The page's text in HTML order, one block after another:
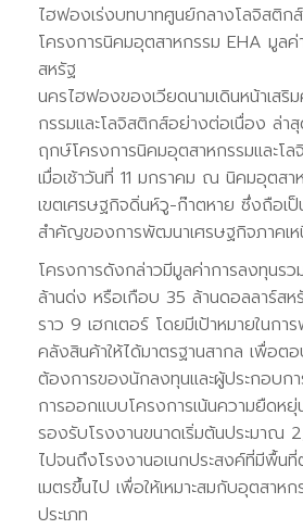
ไฮฟองเร่งบทบาทศูนย์กลางโลจิสติก
โครงการนิคมอุตสาหกรรม EHA มูล
สหรัฐ
นครไฮฟองของเวียดนามเดินหน้าเส
กรรมและโลจิสติกส์อย่างต่อเนื่อง ล่า
ฤกษ์โครงการนิคมอุตสาหกรรมและโ
เมื่อเช้าวันที่ 11 มกราคม ณ นิคมอุตสา
เขตเศรษฐกิจดิ่นห์วู-ก๊าตหาย ซึ่งถือเ
สำคัญของการพัฒนาเศรษฐกิจภาคเห
โครงการดังกล่าวมีมูลค่าการลงทุน
ล้านด่ง หรือเกือบ 35 ล้านดอลลาร์ส
ราว 9 เฮกเตอร์ โดยมีเป้าหมายในกา
คลังสินค้าให้ได้มาตรฐานสากล เพื่อต
ต้องการของนักลงทุนและผู้ประกอบกา
การออกแบบโครงการเน้นความยืดหยุ่
รองรับโรงงานขนาดเริ่มต้นประมาณ
ไปจนถึงโรงงานอเนกประสงค์ที่มีพื้น
เมตรขึ้นไป เพื่อให้เหมาะสมกับอุตสาห
ประเภท